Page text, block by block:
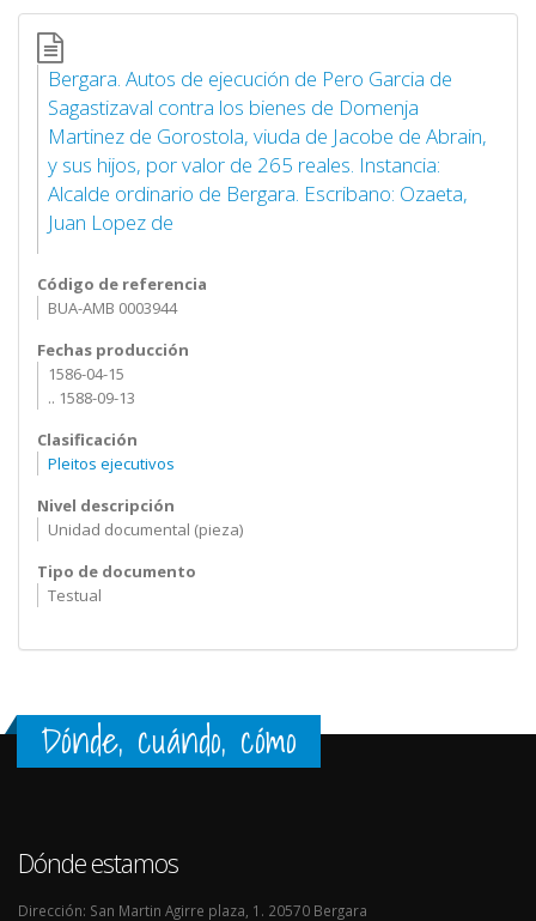
Bergara. Autos de ejecución de Pero Garcia de
Sagastizaval contra los bienes de Domenja
Martinez de Gorostola, viuda de Jacobe de Abrain,
y sus hijos, por valor de 265 reales. Instancia:
Alcalde ordinario de Bergara. Escribano: Ozaeta,
Juan Lopez de
Código de referencia
BUA-AMB 0003944
Fechas producción
1586-04-15
.. 1588-09-13
Clasificación
Pleitos ejecutivos
Nivel descripción
Unidad documental (pieza)
Tipo de documento
Testual
Dónde, cuándo, cómo
Dónde estamos
Dirección: San Martin Agirre plaza, 1. 20570 Bergara